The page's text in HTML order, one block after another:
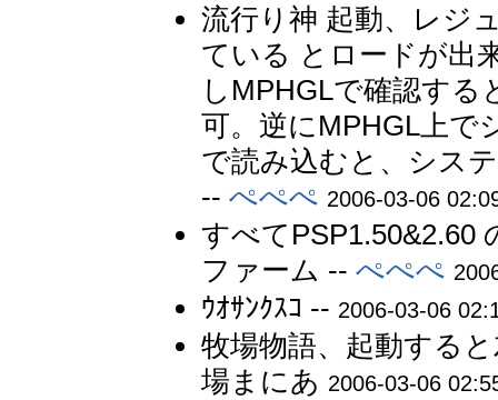
流行り神 起動、レジ
ている とロードが出
しMPHGLで確認す
可。逆にMPHGL上で
で読み込むと、シス
--ぺぺぺ 2006-03-06
すべてPSP1.50&2.60
ファーム --ぺぺぺ
ｳｵｻﾝｸｽｺ -- 2006-03-06
牧場物語、起動する
場まにあ 2006-03-06